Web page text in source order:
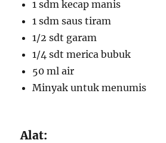
1 sdm kecap manis
1 sdm saus tiram
1/2 sdt garam
1/4 sdt merica bubuk
50 ml air
Minyak untuk menumis
Alat: